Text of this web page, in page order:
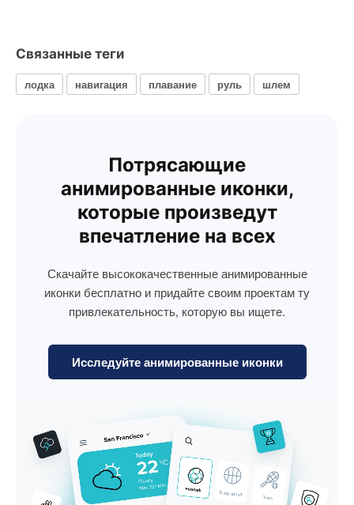
Связанные теги
лодка навигация плавание руль шлем
Потрясающие
анимированные иконки,
которые произведут
впечатление на всех
Скачайте высококачественные анимированные
иконки бесплатно и придайте своим проектам ту
привлекательность, которую вы ищете.
Исследуйте анимированные иконки